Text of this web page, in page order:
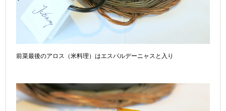
前菜最後のアロス（米料理）はエスパルデーニャスと入り